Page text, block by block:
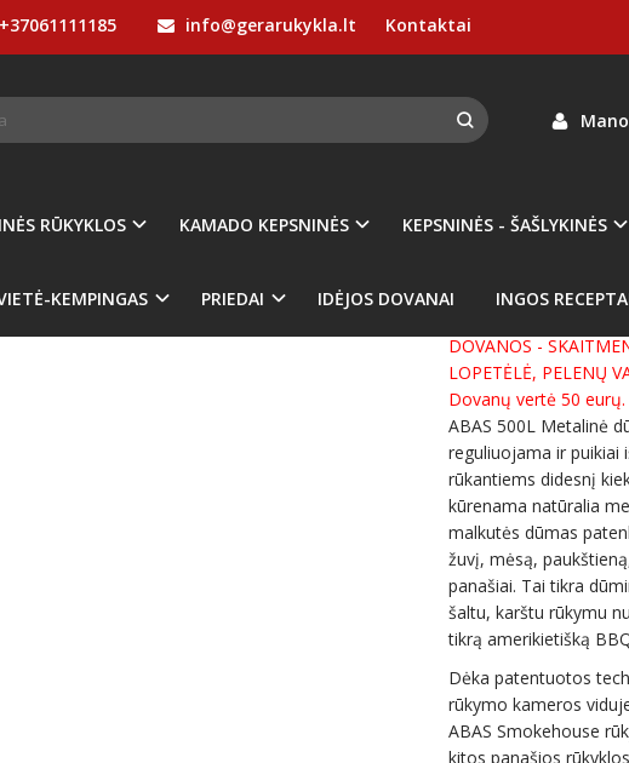
+37061111185 info@gerarukykla.lt Kontaktai
RŪKYKLOS KAMADO KEPSNINĖS KEPSNINĖS - ŠAŠLYKINĖS
KEMPINGAS PRIEDAI IDĖJOS DOVANAI INGOS
RŪKYKLA 500L + DOVANOS
5/5 | remiantis2kliento įvertinimu
% Prekės kodas: 06
DOVANOS -
LOPETĖLĖ, PELENŲ
Dovanų vertė 50
ABAS 500L Metalinė
reguliuojama ir puikiai
rūkantiems didesnį
kūrenama natūralia
malkutės dūmas
žuvį, mėsą,
panašiai. Tai tikra
šaltu, karštu rūkymu
tikrą amerikietišką
Dėka patentuotos
rūkymo kameros
ABAS Smokehouse
kitos panašios